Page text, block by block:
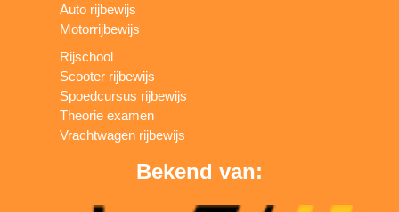
Auto rijbewijs
Motorrijbewijs
Rijschool
Scooter rijbewijs
Spoedcursus rijbewijs
Theorie examen
Vrachtwagen rijbewijs
Bekend van: